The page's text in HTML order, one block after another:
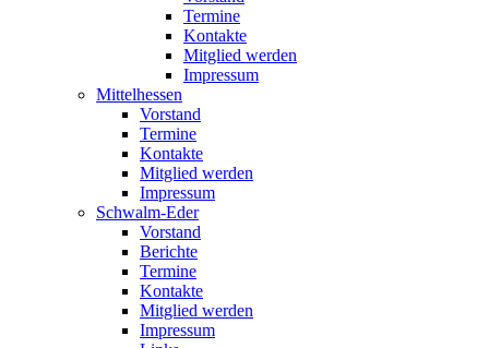
Termine
Kontakte
Mitglied werden
Impressum
Mittelhessen
Vorstand
Termine
Kontakte
Mitglied werden
Impressum
Schwalm-Eder
Vorstand
Berichte
Termine
Kontakte
Mitglied werden
Impressum